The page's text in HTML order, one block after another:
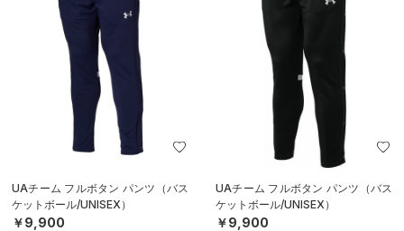
UAチーム フルボタン パンツ（バス
ケットボール/UNISEX）
￥9,900
UAチーム フルボタン パンツ（バス
ケットボール/UNISEX）
￥9,900